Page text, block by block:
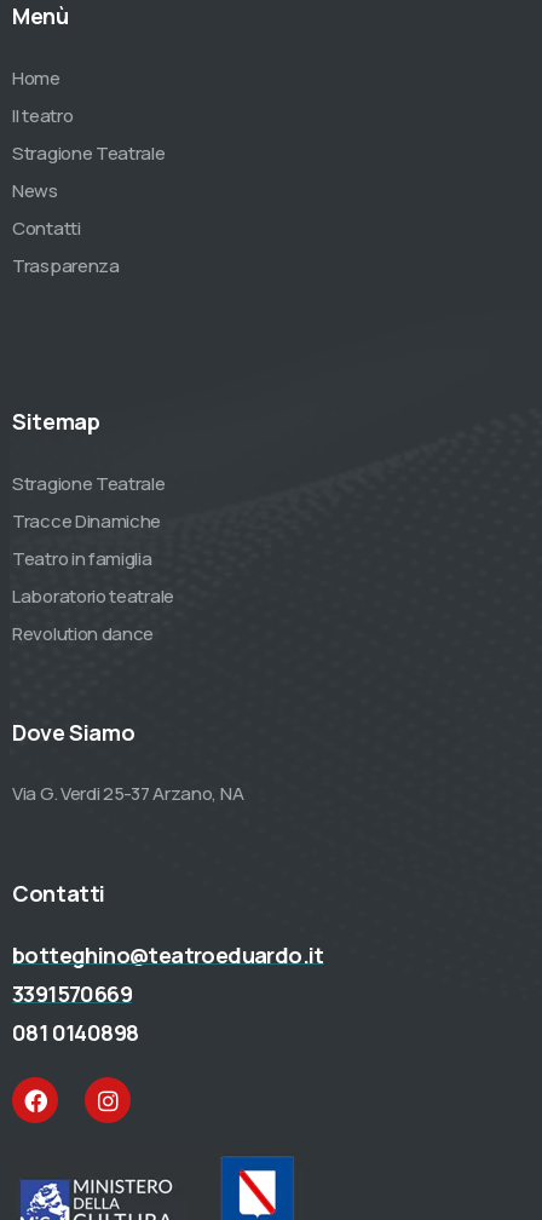
Menù
Home
Il teatro
Stragione Teatrale
News
Contatti
Trasparenza
Sitemap
Stragione Teatrale
Tracce Dinamiche
Teatro in famiglia
Laboratorio teatrale
Revolution dance
Dove Siamo
Via G. Verdi 25-37 Arzano, NA
Contatti
botteghino@teatroeduardo.it
3391570669
081 0140898